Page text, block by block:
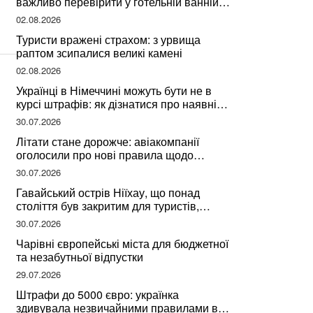
за словами досвідченої мандрівниці
02.08.2026
Туристи вражені страхом: з урвища
раптом зсипалися великі камені
02.08.2026
Українці в Німеччині можуть бути не в
курсі штрафів: як дізнатися про наявні
борги
30.07.2026
Літати стане дорожче: авіакомпанії
оголосили про нові правила щодо
вибору місць
30.07.2026
Гавайський острів Ніїхау, що понад
століття був закритим для туристів,
починає приймати перших відвідувачів
30.07.2026
Чарівні європейські міста для бюджетної
та незабутньої відпустки
29.07.2026
Штрафи до 5000 євро: українка
здивувала незвичайними правилами в